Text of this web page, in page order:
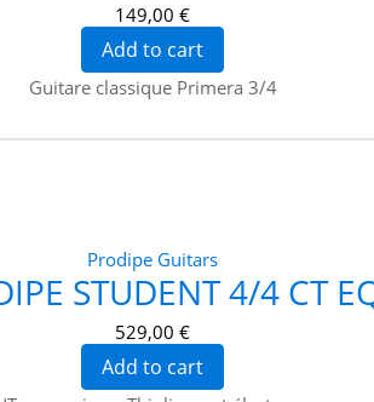
149,00 €
Add to cart
Guitare classique Primera 3/4
Prodipe Guitars
STUDENT 4/4 CT
529,00 €
Add to cart